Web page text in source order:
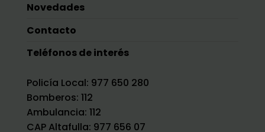
Novedades
Contacto
Teléfonos de interés
Policía Local: 977 650 280
Bomberos: 112
Ambulancia: 112
CAP Altafulla: 977 656 07